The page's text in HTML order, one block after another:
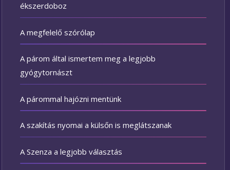
ékszerdoboz
A megfelelő szórólap
A párom által ismertem meg a legjobb
gyógytornászt
A párommal hajózni mentünk
A szakítás nyomai a külsőn is meglátszanak
A Szenza a legjobb választás